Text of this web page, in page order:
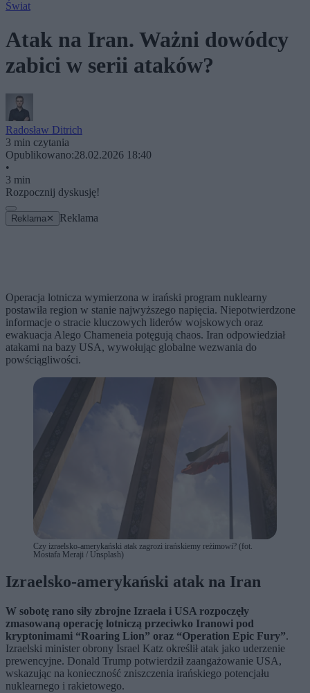
Świat
Atak na Iran. Ważni dowódcy
zabici w serii ataków?
Radosław Ditrich
3 min czytania
Opublikowano:28.02.2026 18:40
•
3 min
Rozpocznij dyskusję!
Reklama ✕ Reklama
Operacja lotnicza wymierzona w irański program nuklearny
postawiła region w stanie najwyższego napięcia. Niepotwierdzone
informacje o stracie kluczowych liderów wojskowych oraz
ewakuacja Alego Chameneia potęgują chaos. Iran odpowiedział
atakami na bazy USA, wywołując globalne wezwania do
powściągliwości.
Czy izraelsko-amerykański atak zagrozi irańskiemy reżimowi? (fot.
Mostafa Meraji / Unsplash)
Izraelsko-amerykański atak na Iran
W sobotę rano siły zbrojne Izraela i USA rozpoczęły
zmasowaną operację lotniczą przeciwko Iranowi pod
kryptonimami “Roaring Lion” oraz “Operation Epic Fury”.
Izraelski minister obrony Israel Katz określił atak jako uderzenie
prewencyjne. Donald Trump potwierdził zaangażowanie USA,
wskazując na konieczność zniszczenia irańskiego potencjału
nuklearnego i rakietowego.